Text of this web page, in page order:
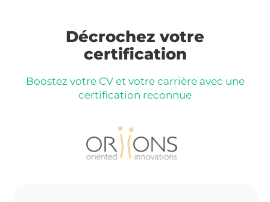
Décrochez votre
certification
Boostez votre CV et votre carrière avec une
certification reconnue